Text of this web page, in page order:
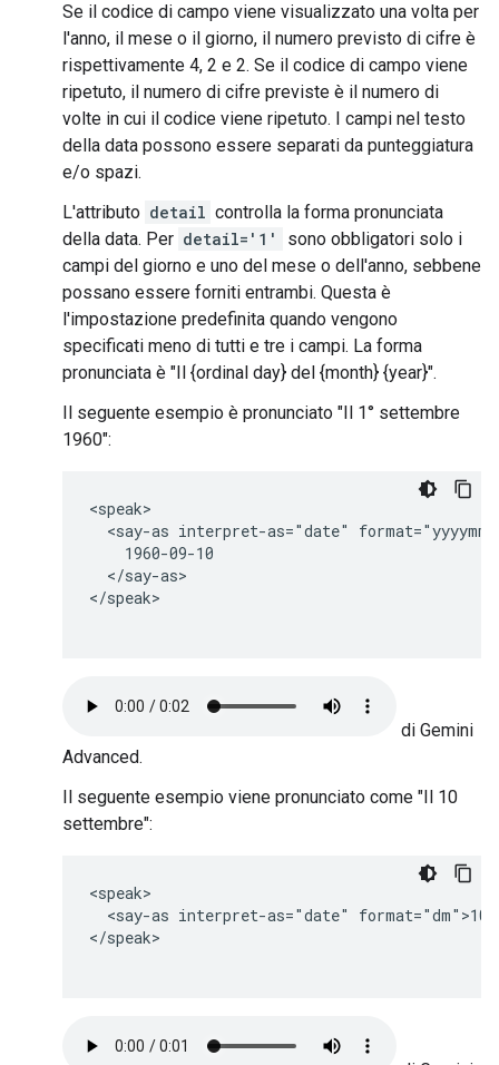
Se il codice di campo viene visualizzato una volta per
l'anno, il mese o il giorno, il numero previsto di cifre è
rispettivamente 4, 2 e 2. Se il codice di campo viene
ripetuto, il numero di cifre previste è il numero di
volte in cui il codice viene ripetuto. I campi nel testo
della data possono essere separati da punteggiatura
e/o spazi.
L'attributo detail controlla la forma pronunciata
della data. Per detail='1'
sono obbligatori solo i
campi del giorno e uno del mese o dell'anno, sebbene
possano essere forniti entrambi. Questa è
l'impostazione predefinita quando vengono
specificati meno di tutti e tre i campi. La forma
pronunciata è "Il {ordinal day} del {month} {year}".
Il seguente esempio è pronunciato "Il 1° settembre
1960":
<speak>
<say-as interpret-as="date"
    1960-09-10
  </say-as>
</speak>
di Gemini
Advanced.
Il seguente esempio viene pronunciato come "Il 10
settembre":
<speak>
<say-as interpret-as="date"
</speak>